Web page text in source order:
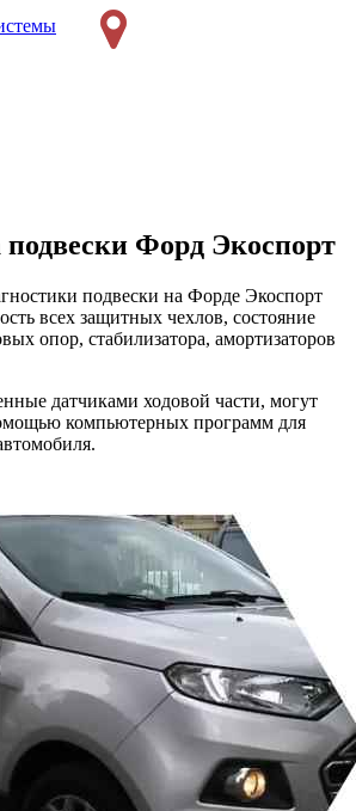
Форд Экоспорт
подвески на Форде Экоспорт
всех защитных чехлов, состояние
опор, стабилизатора, амортизаторов
датчиками ходовой части, могут
компьютерных программ для